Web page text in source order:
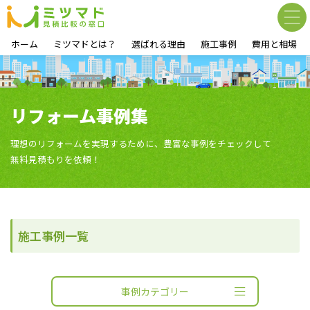
ホーム ミツマドとは？ 選ばれる理由 施工事例 費用と相場
リフォーム事例集
理想のリフォームを実現するために、豊富な事例をチェックして
無料見積もりを依頼！
施工事例一覧
事例カテゴリー